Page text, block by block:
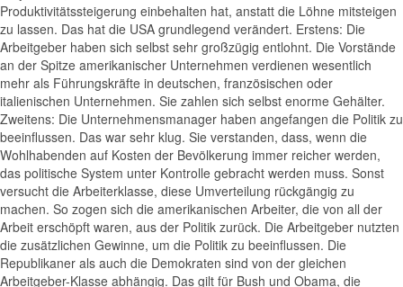
Produktivitätssteigerung einbehalten hat, anstatt die Löhne mitsteigen
zu lassen. Das hat die USA grundlegend verändert. Erstens: Die
Arbeitgeber haben sich selbst sehr großzügig entlohnt. Die Vorstände
an der Spitze amerikanischer Unternehmen verdienen wesentlich
mehr als Führungskräfte in deutschen, französischen oder
italienischen Unternehmen. Sie zahlen sich selbst enorme Gehälter.
Zweitens: Die Unternehmensmanager haben angefangen die Politik zu
beeinflussen. Das war sehr klug. Sie verstanden, dass, wenn die
Wohlhabenden auf Kosten der Bevölkerung immer reicher werden,
das politische System unter Kontrolle gebracht werden muss. Sonst
versucht die Arbeiterklasse, diese Umverteilung rückgängig zu
machen. So zogen sich die amerikanischen Arbeiter, die von all der
Arbeit erschöpft waren, aus der Politik zurück. Die Arbeitgeber nutzten
die zusätzlichen Gewinne, um die Politik zu beeinflussen. Die
Republikaner als auch die Demokraten sind von der gleichen
Arbeitgeber-Klasse abhängig. Das gilt für Bush und Obama, die